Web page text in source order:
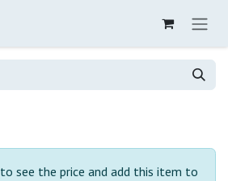
, to see the price and add this item to